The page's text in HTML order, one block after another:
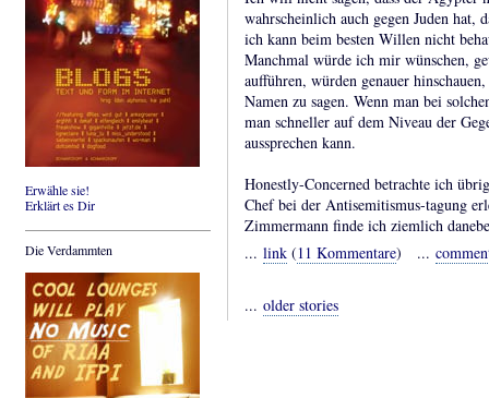
Erwähle sie!
Erklärt es Dir
Die Verdammten
wahrscheinlich auch gegen Juden hat,
ich kann beim besten Willen nicht
Manchmal würde ich mir wünschen,
aufführen, würden genauer
Namen zu sagen. Wenn man bei
man schneller auf dem Niveau der
aussprechen kann.
Honestly-Concerned betrachte ich
Chef bei der Antisemitismus-tagung
Zimmermann finde ich ziemlich
... link (11 Kommentare) ...
... older stories